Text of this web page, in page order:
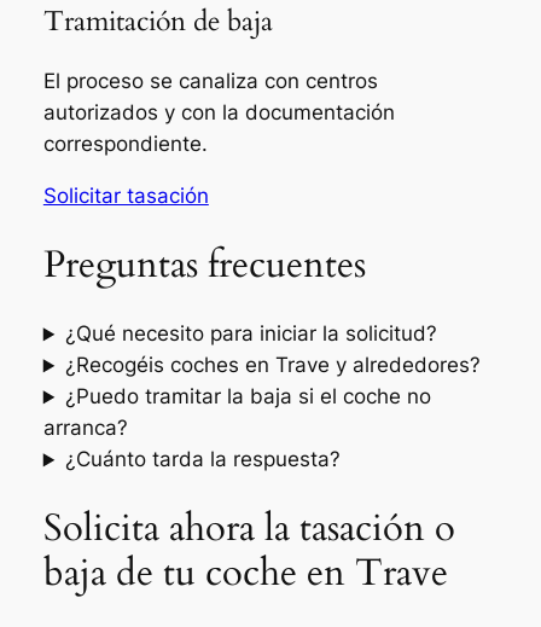
Tramitación de baja
El proceso se canaliza con centros
autorizados y con la documentación
correspondiente.
Solicitar tasación
Preguntas frecuentes
¿Qué necesito para iniciar la solicitud?
¿Recogéis coches en Trave y alrededores?
¿Puedo tramitar la baja si el coche no
arranca?
¿Cuánto tarda la respuesta?
Solicita ahora la tasación o
baja de tu coche en Trave